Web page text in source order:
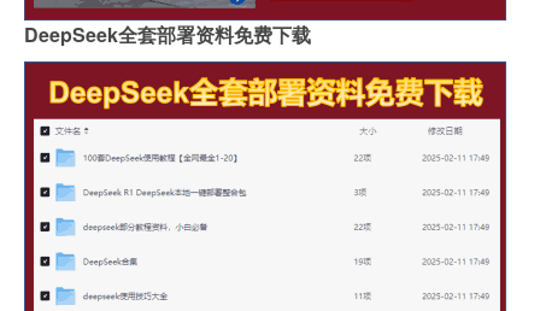
DeepSeek全套部署资料免费下载